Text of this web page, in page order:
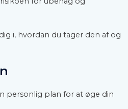
i, hvordan du tager den af og
personlig plan for at øge din